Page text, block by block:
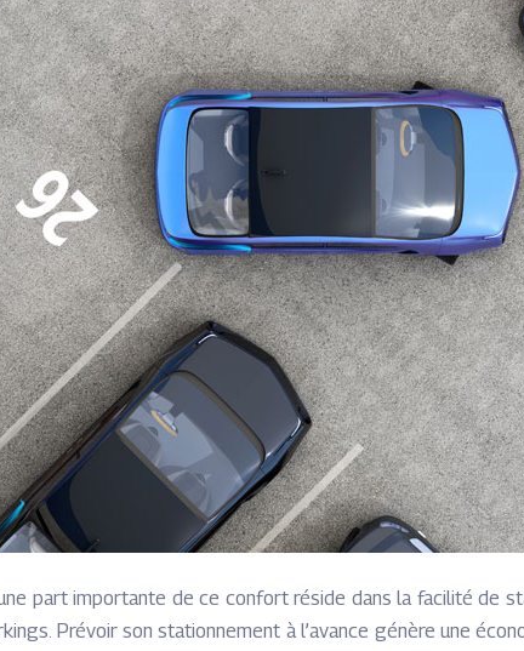
part importante de ce confort réside dans la facilité de
Prévoir son stationnement à l’avance génère une